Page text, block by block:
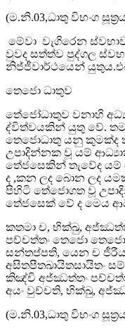
(ම.නි.03,ධාතු විභංග
මේවා වැගිරෙන
වුවද සත්ත්ව පුද්ගල
නිජ්ජීවාර්ථයෙන්
තෙජො ධාතුව
තේජෝධාතුව වනාහි
ද්විත්වයකින් යුතු වේ.
තෙජොධාතු යනු කුමක්ද
උපාදින්නක වූ යම්
තේජසෙකින් තැවේද යම්
ද ,කන ලද බොන ලද
පිහිටි තේජොගත වූ
තේජසෙක් වේ ද මෙය
කතමා ච, භික්ඛු,
පච්චත්තං තෙජො
සන්තප්පති, යෙන ච
අසිතපීතඛායිතසායිතං
කිඤ්චි අජ්ඣත්තං
අයං වුච්චති, භික්ඛු,
(ම.නි.03,ධාතු විභංග